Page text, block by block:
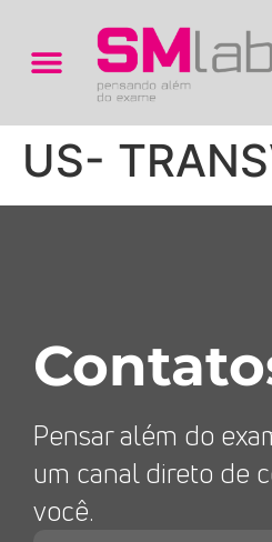
US-
Pensar além do
um canal direto de
você.